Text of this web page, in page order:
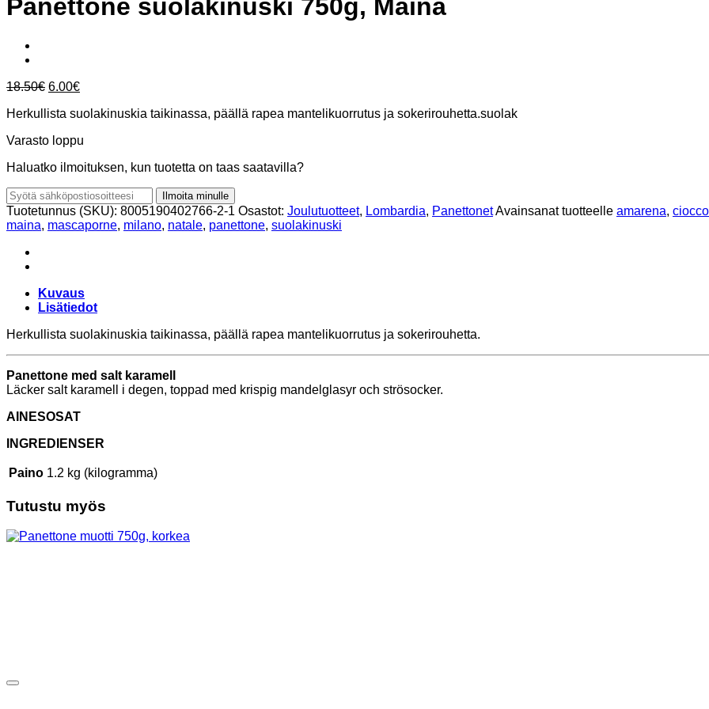
Panettone suolakinuski 750g, Maina
18.50€ Alkuperäinen
oli:
6.00€Nykyinen
on:
Herkullista suolakinuskia taikinassa, päällä rapea mantelikuorrutus ja sokerirouhetta.suolak
Varasto loppu
Haluatko ilmoituksen, kun tuotetta on taas saatavilla?
Ilmoita minulle
Tuotetunnus (SKU): 8005190402766-2-1 Osastot: Joulutuotteet, Lombardia, PanettonetAvainsanat tuotteelle amarena,
maina, mascaporne, milano, natale, panettone, suolakinuski
Kuvaus
Lisätiedot
Herkullista suolakinuskia taikinassa, päällä rapea mantelikuorrutus ja sokerirouhetta.
Panettone med salt karamell
Läcker salt karamell i degen, toppad med krispig mandelglasyr och strösocker.
AINESOSAT
INGREDIENSER
Paino 1.2 kg (kilogramma)
Tutustu myös